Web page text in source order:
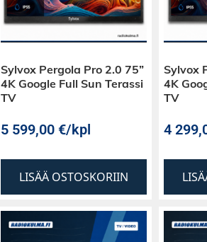
Sylvox Pergola Pro 2.0 75”
4K Google Full Sun Terassi
TV
5 599,00 €/kpl
LISÄÄ OSTOSKORIIN
Sylvox
4K
TV
4